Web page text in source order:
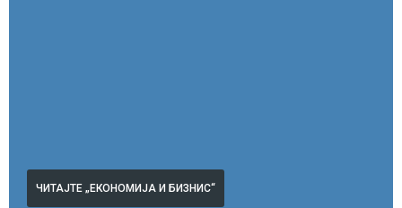
ЧИТАЈТЕ „ЕКОНОМИЈА И БИЗНИС“